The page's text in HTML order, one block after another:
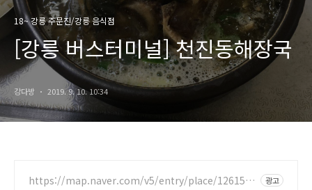
18~ 강릉 주문진/강릉 음식점
[강릉 버스터미널] 천진동해장국
강다방 2019. 9. 10. 10:34
https://map.naver.com/v5/entry/place/1261526
광고